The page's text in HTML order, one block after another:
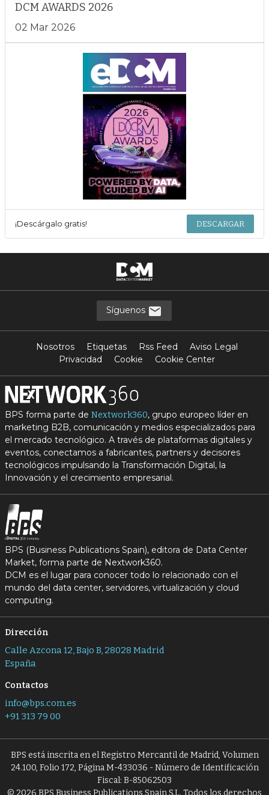
DCM AWARDS 2026
02 Mar 2026
¡Descárgalo gratis! DESCARGAR
Síguenos
Nosotros Etiquetas Rss Feed
Aviso Legal
Privacidad
Cookie Cookie Center
BPS forma parte de Nextwork360, grupo europeo líder en
marketing B2B, comunicación y medios especializados para
el mercado tecnológico. A través de plataformas digitales y
eventos, conectamos a fabricantes, partners y decisores
tecnológicos impulsando la Transformación Digital, la
Innovación y el crecimiento empresarial.
BPS (Business Publications Spain), editora de Data Center
Market, forma parte de Nextwork360.
DCM es el lugar para conocer todo lo relacionado con el
mundo del data center, servidores, virtualización y cloud
computing.
Dirección
Calle Azcona 12, Bajo B, 28028 Madrid
España
Contactos
info@bps.com.es
+91 313 79 00
BPS está inscrita en el Registro Mercantil de Madrid, Volumen
24.100, Folio 172, Página M-433036 - Número de Identificación
Fiscal: B-85062503
© 2026 BPS Business Publications Spain S.L. Todos los derechos